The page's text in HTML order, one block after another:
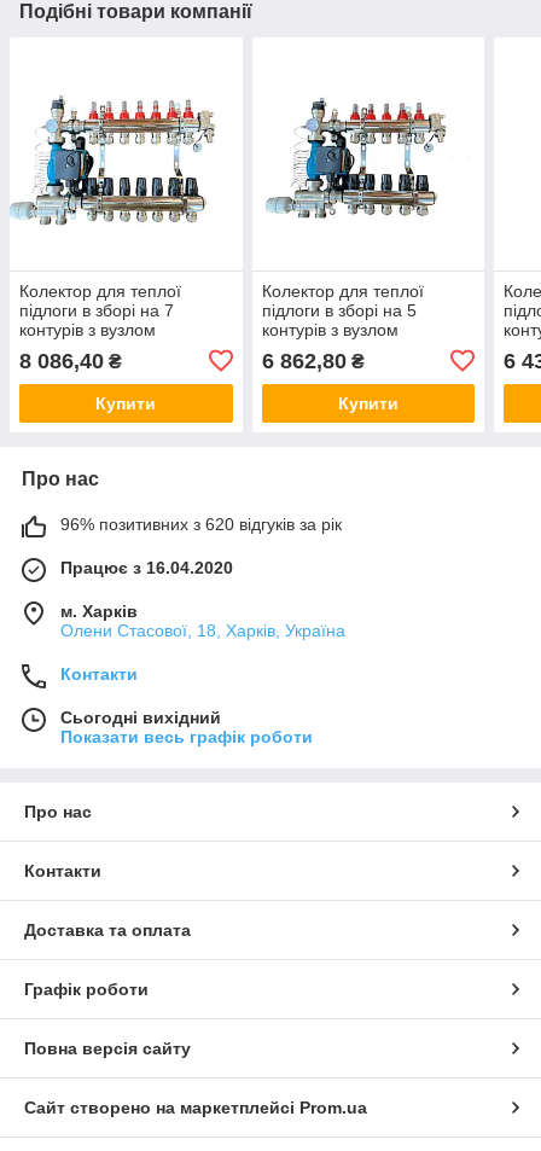
Подібні товари компанії
Колектор для теплої
підлоги в зборі на 7
контурів з вузлом
(латунний), «DJOUL»
Туреччина
8 086,40 ₴
Купити
Колектор для теплої
підлоги в зборі на 5
контурів з вузлом
(латунний), «DJOUL»
Туреччина
6 862,80₴
Купити
6
Про нас
96% позитивних з 620 відгуків за рік
Працює з 16.04.2020
м. Харків
Олени Стасової, 18, Харків, Україна
Контакти
Сьогодні вихідний
Показати весь графік роботи
Про нас
Контакти
Доставка та оплата
Графік роботи
Повна версія сайту
Сайт створено на маркетплейсі Prom.ua